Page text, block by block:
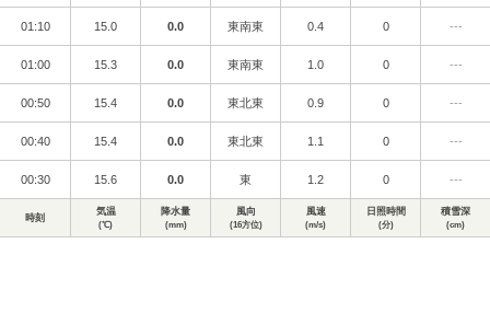
01:10 15.0 0.0 東南東 0.4 0 ---
01:00 15.3 0.0 東南東 1.0 0 ---
00:50 15.4 0.0 東北東 0.9 0 ---
00:40 15.4 0.0 東北東 1.1 0 ---
00:30 15.6 0.0 東 1.2 0 ---
時刻
気温
(℃)
降水量
(mm)
風向
(16方位)
風速
(m/s)
日照時間
(分)
積雪深
(cm)